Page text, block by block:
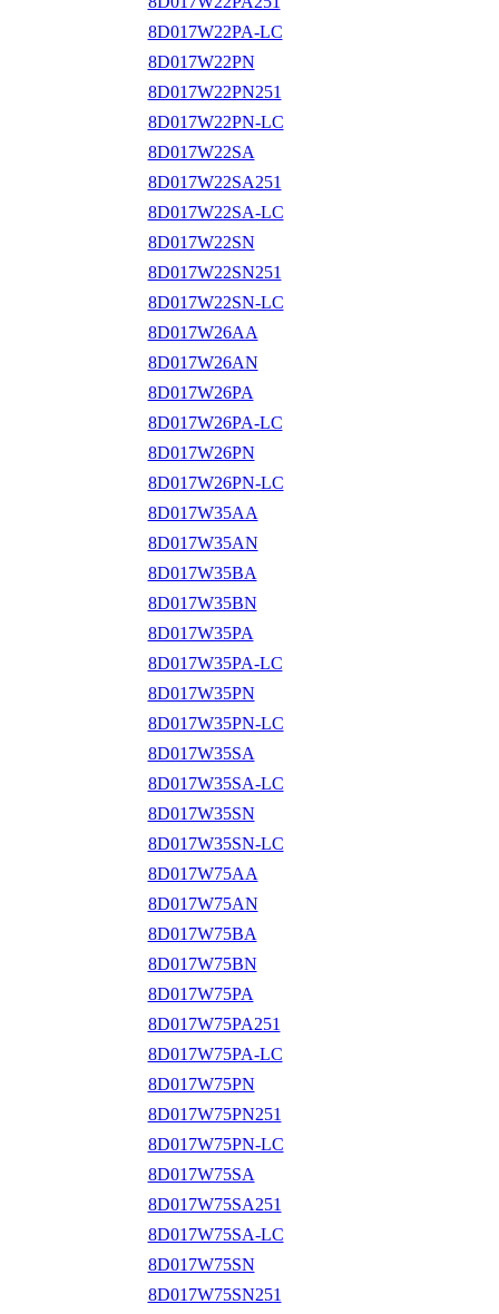
8D017W22PA-LC
8D017W22PN
8D017W22PN251
8D017W22PN-LC
8D017W22SA
8D017W22SA251
8D017W22SA-LC
8D017W22SN
8D017W22SN251
8D017W22SN-LC
8D017W26AA
8D017W26AN
8D017W26PA
8D017W26PA-LC
8D017W26PN
8D017W26PN-LC
8D017W35AA
8D017W35AN
8D017W35BA
8D017W35BN
8D017W35PA
8D017W35PA-LC
8D017W35PN
8D017W35PN-LC
8D017W35SA
8D017W35SA-LC
8D017W35SN
8D017W35SN-LC
8D017W75AA
8D017W75AN
8D017W75BA
8D017W75BN
8D017W75PA
8D017W75PA251
8D017W75PA-LC
8D017W75PN
8D017W75PN251
8D017W75PN-LC
8D017W75SA
8D017W75SA251
8D017W75SA-LC
8D017W75SN
8D017W75SN251